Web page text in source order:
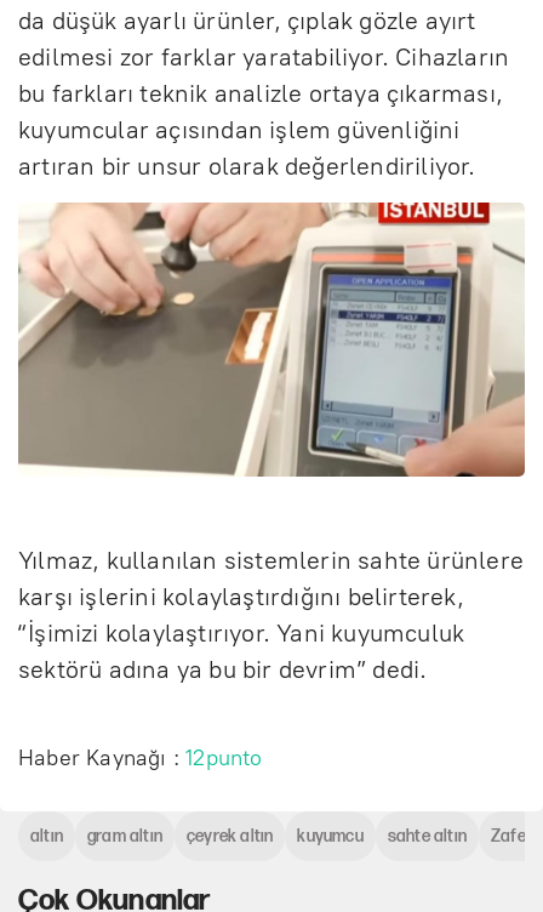
da düşük ayarlı ürünler, çıplak gözle ayırt
edilmesi zor farklar yaratabiliyor. Cihazların
bu farkları teknik analizle ortaya çıkarması,
kuyumcular açısından işlem güvenliğini
artıran bir unsur olarak değerlendiriliyor.
Yılmaz, kullanılan sistemlerin sahte ürünlere
karşı işlerini kolaylaştırdığını belirterek,
“İşimizi kolaylaştırıyor. Yani kuyumculuk
sektörü adına ya bu bir devrim” dedi.
Haber Kaynağı :12punto
Çok Okunanlar
altın gram altın çeyrek altın kuyumcu sahte altın Zafer